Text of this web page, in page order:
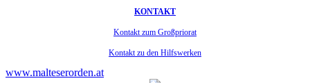
KONTAKT
Kontakt zum Großpriorat
Kontakt zu den Hilfswerken
www.malteserorden.at